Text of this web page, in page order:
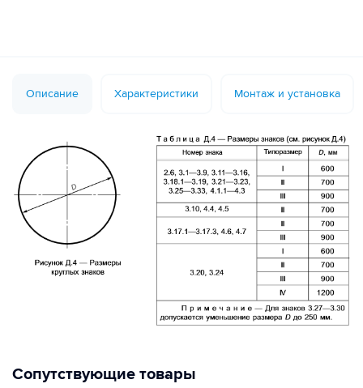
Описание Характеристики Монтаж и установка
Сопутствующие товары